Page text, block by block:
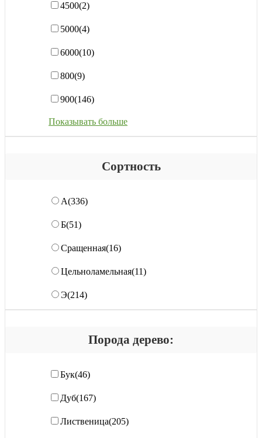
4500(2)
5000(4)
6000(10)
800(9)
900(146)
Показывать больше
Сортность
А(336)
Б(51)
Сращенная(16)
Цельноламельная(11)
Э(214)
Порода дерево:
Бук(46)
Дуб(167)
Лиственица(205)